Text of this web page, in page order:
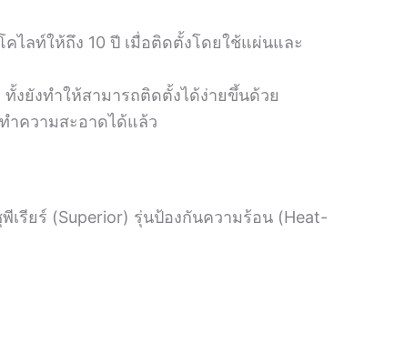
ลท์ให้ถึง 10 ปี เมื่อติดตั้งโดยใช้แผ่นและ
งยังทำให้สามารถติดตั้งได้ง่ายขึ้นด้วย
ำความสะอาดได้แล้ว
รียร์ (Superior) รุ่นป้องกันความร้อน (Heat-